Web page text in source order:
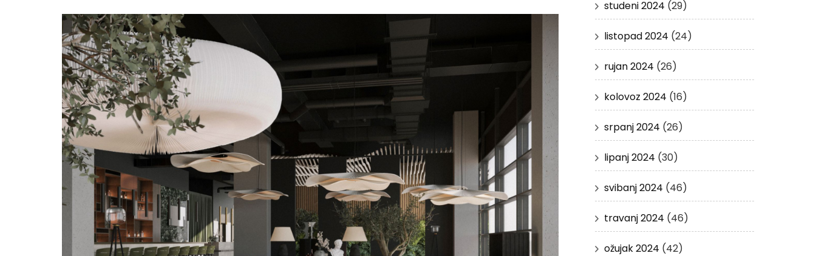
studeni 2024 (29)
listopad 2024 (24)
rujan 2024 (26)
kolovoz 2024 (16)
srpanj 2024 (26)
lipanj 2024 (30)
svibanj 2024 (46)
travanj 2024 (46)
ožujak 2024 (42)